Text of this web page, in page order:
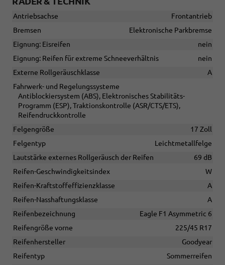
Antriebsachse
Frontantrieb
Bremsen
Elektronische Parkbremse
Eignung: Eisreifen
nein
Eignung: Reifen für extreme Schneeverhältnis
nein
Externe Rollgeräuschklasse
A
Fahrwerk- und Regelungssysteme
Antiblockiersystem (ABS), Elektronisches Stabilitäts-
Programm (ESP), Traktionskontrolle (ASR/CTS/ETS),
Reifendruckkontrolle
Felgengröße
17 Zoll
Felgentyp
Leichtmetallfelge
Lautstärke externes Rollgeräusch der Reifen
69 dB
Reifen-Geschwindigkeitsindex
W
Reifen-Kraftstoffeffizienzklasse
A
Reifen-Nasshaftungsklasse
A
Reifenbezeichnung
Eagle F1 Asymmetric 6
Reifengröße vorne
225/45 R17
Reifenhersteller
Goodyear
Reifentyp
Sommerreifen